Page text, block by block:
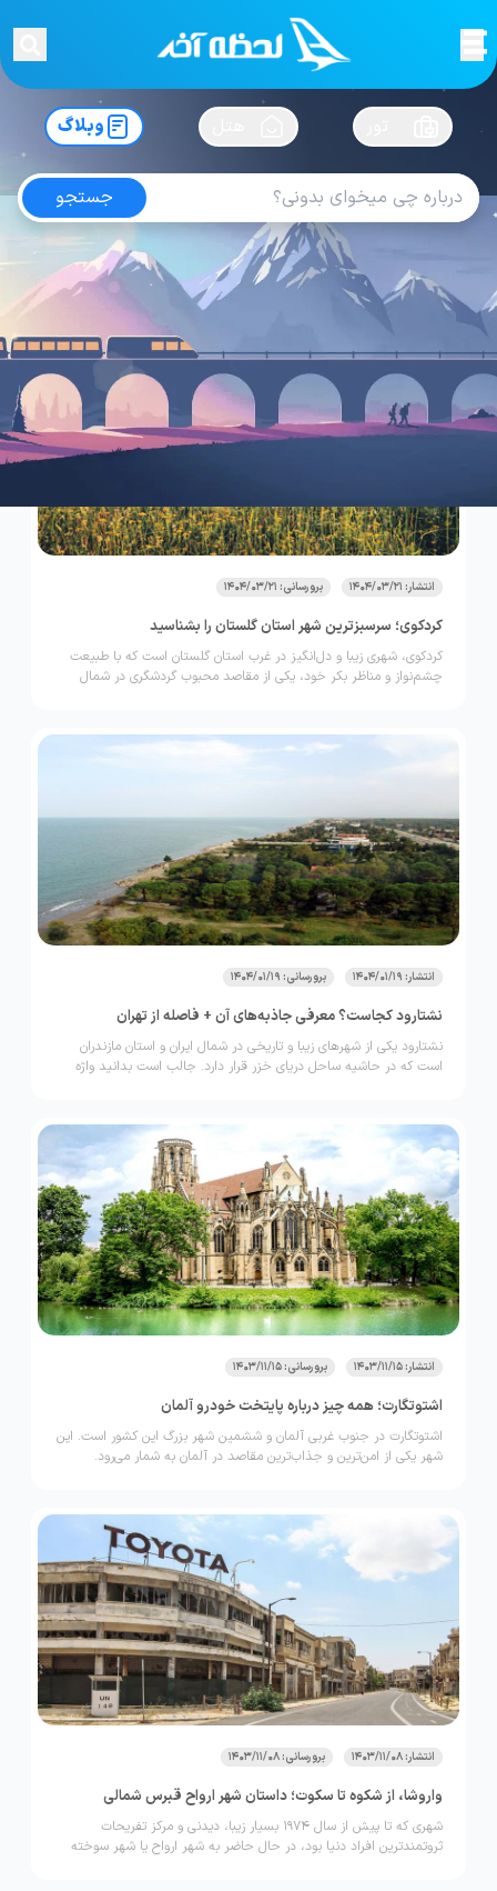
لحظه آخرسفرت رو بساز !
وبلاگ
جستجو
آخرین های شهرها
انتشار: 1404/03/21 برورسانی: 1404/03/21
کردکوی؛ سرسبزترین شهر استان گلستان را بشناسید
کردکوی، شهری زیبا و دل‌انگیز در غرب استان گلستان است که با طبیعت
چشم‌نواز و مناظر بکر خود، یکی از مقاصد محبوب گردشگری در شمال
انتشار: 1404/01/19 برورسانی: 1404/01/19
نشتارود کجاست؟ معرفی جاذبه‌های آن + فاصله از تهران
نشتارود یکی از شهرهای زیبا و تاریخی در شمال ایران و استان مازندران
است که در حاشیه ساحل دریای خزر قرار دارد. جالب است بدانید واژه
انتشار: 1403/11/15 برورسانی: 1403/11/15
اشتوتگارت؛ همه چیز درباره پایتخت خودرو آلمان
اشتوتگارت در جنوب غربی آلمان و ششمین شهر بزرگ این کشور است. این
شهر یکی از امن‌ترین و جذاب‌ترین مقاصد در آلمان به شمار می‌رود.
انتشار: 1403/11/08 برورسانی: 1403/11/08
واروشا، از شکوه تا سکوت؛ داستان شهر ارواح قبرس شمالی
شهری که تا پیش از سال 1974 بسیار زیبا، دیدنی و مرکز تفریحات
ثروتمندترین افراد دنیا بود، در حال حاضر به شهر ارواح یا شهر سوخته